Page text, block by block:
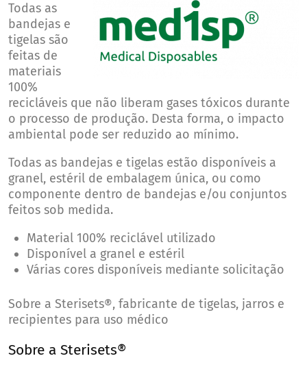
Todas as
bandejas e
tigelas são
feitas de
materiais
100%
recicláveis que não liberam gases tóxicos durante
o processo de produção. Desta forma, o impacto
ambiental pode ser reduzido ao mínimo.
Todas as bandejas e tigelas estão disponíveis a
granel, estéril de embalagem única, ou como
componente dentro de bandejas e/ou conjuntos
feitos sob medida.
Material 100% reciclável utilizado
Disponível a granel e estéril
Várias cores disponíveis mediante solicitação
Sobre a Sterisets®, fabricante de tigelas, jarros e
recipientes para uso médico
Sobre a Sterisets®